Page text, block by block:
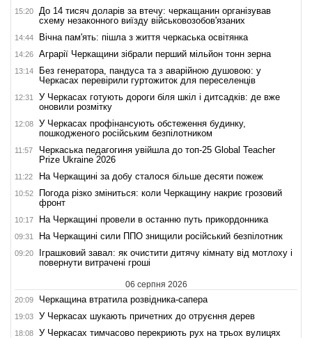
15:20
До 14 тисяч доларів за втечу: черкащанин організував
схему незаконного виїзду військовозобов'язаних
14:44 Вічна пам'ять: пішла з життя черкаська освітянка
14:26 Аграрії Черкащини зібрали перший мільйон тонн зерна
13:14
Без генератора, пандуса та з аварійною душовою: у
Черкасах перевірили гуртожиток для переселенців
12:31
У Черкасах готують дороги біля шкіл і дитсадків: де вже
оновили розмітку
12:08
У Черкасах профінансують обстеження будинку,
пошкодженого російським безпілотником
11:57
Черкаська педагогиня увійшла до топ-25 Global Teacher
Prize Ukraine 2026
11:22 На Черкащині за добу сталося більше десяти пожеж
10:52
Погода різко зміниться: коли Черкащину накриє грозовий
фронт
10:17 На Черкащині провели в останню путь прикордонника
09:31 На Черкащині сили ППО знищили російський безпілотник
09:20
Іграшковий завал: як очистити дитячу кімнату від мотлоху і
повернути витрачені гроші
06 серпня 2026
20:09 Черкащина втратила розвідника-сапера
19:03 У Черкасах шукають причетних до отруєння дерев
18:08
У Черкасах тимчасово перекриють рух на трьох вулицях